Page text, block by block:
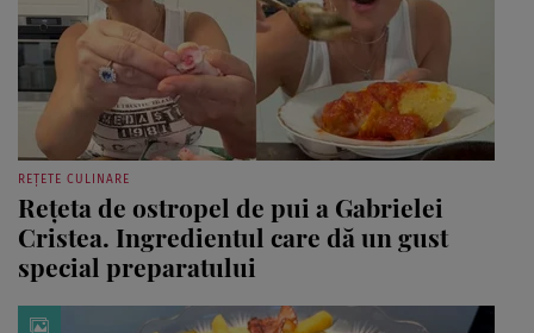
REȚETE CULINARE
Rețeta de ostropel de pui a Gabrielei
Cristea. Ingredientul care dă un gust
special preparatului